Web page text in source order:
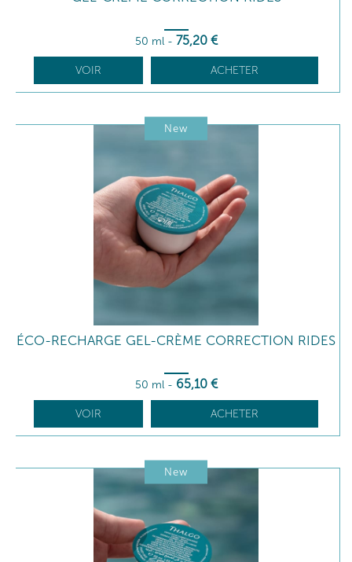
50 ml - 75,20 €
VOIR ACHETER
New
ÉCO-RECHARGE GEL-CRÈME CORRECTION RIDES
50 ml - 65,10 €
VOIR ACHETER
New